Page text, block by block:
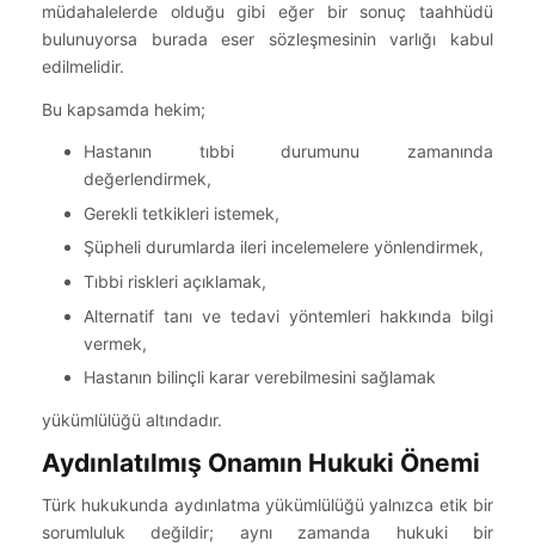
müdahalelerde olduğu gibi eğer bir sonuç taahhüdü
bulunuyorsa burada eser sözleşmesinin varlığı kabul
edilmelidir.
Bu kapsamda hekim;
Hastanın tıbbi durumunu zamanında
değerlendirmek,
Gerekli tetkikleri istemek,
Şüpheli durumlarda ileri incelemelere yönlendirmek,
Tıbbi riskleri açıklamak,
Alternatif tanı ve tedavi yöntemleri hakkında bilgi
vermek,
Hastanın bilinçli karar verebilmesini sağlamak
yükümlülüğü altındadır.
Aydınlatılmış Onamın Hukuki Önemi
Türk hukukunda aydınlatma yükümlülüğü yalnızca etik bir
sorumluluk değildir; aynı zamanda hukuki bir